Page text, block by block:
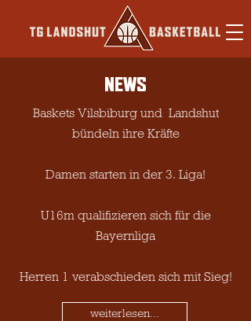
NEWS
Baskets Vilsbiburg und Landshut
bündeln ihre Kräfte
Damen starten in der 3. Liga!
U16m qualifizieren sich für die
Bayernliga
Herren 1 verabschieden sich mit Sieg!
weiterlesen...